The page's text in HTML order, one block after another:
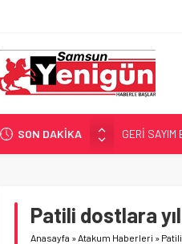
SON DAKİKA
GERİ SAYIM
İŞTE FINDIK
YÖNETİCİ
Patili dostlara
Anasayfa »Atakum Haberleri »